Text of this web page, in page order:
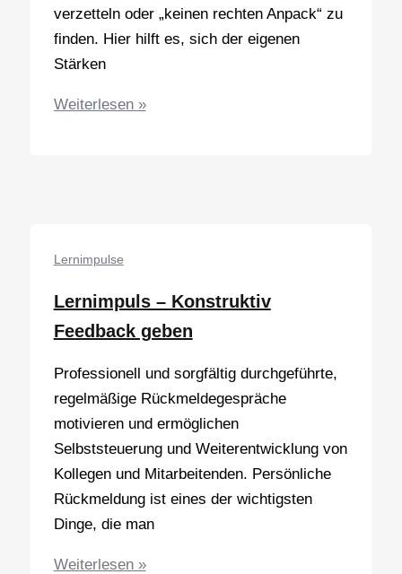
verzetteln oder „keinen rechten Anpack“ zu
finden. Hier hilft es, sich der eigenen
Stärken
Lernimpuls
handeln
Weiterlesen »
Lernimpulse
Lernimpuls – Konstruktiv
Feedback geben
Professionell und sorgfältig durchgeführte,
regelmäßige Rückmeldegespräche
motivieren und ermöglichen
Selbststeuerung und Weiterentwicklung von
Kollegen und Mitarbeitenden. Persönliche
Rückmeldung ist eines der wichtigsten
Dinge, die man
Lernimpuls
Weiterlesen »